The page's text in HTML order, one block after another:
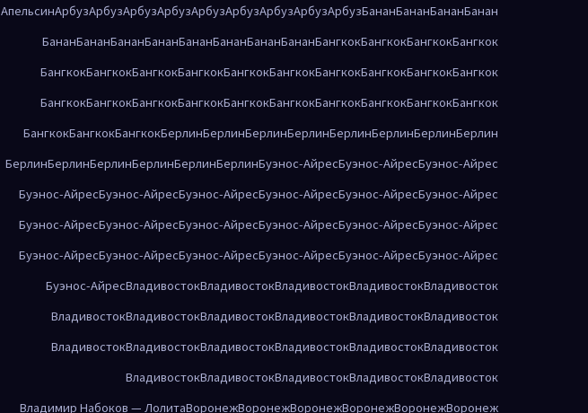
АпельсинАрбузАрбузАрбузАрбузАрбузАрбузАрбузАрбузАрбузБананБананБананБанан
БананБананБананБананБананБананБананБананБангкокБангкокБангкокБангкок
БангкокБангкокБангкокБангкокБангкокБангкокБангкокБангкокБангкокБангкок
БангкокБангкокБангкокБангкокБангкокБангкокБангкокБангкокБангкокБангкок
БангкокБангкокБангкокБерлинБерлинБерлинБерлинБерлинБерлинБерлинБерлин
БерлинБерлинБерлинБерлинБерлинБерлинБуэнос-АйресБуэнос-АйресБуэнос-Айрес
Буэнос-АйресБуэнос-АйресБуэнос-АйресБуэнос-АйресБуэнос-АйресБуэнос-Айрес
Буэнос-АйресБуэнос-АйресБуэнос-АйресБуэнос-АйресБуэнос-АйресБуэнос-Айрес
Буэнос-АйресБуэнос-АйресБуэнос-АйресБуэнос-АйресБуэнос-АйресБуэнос-Айрес
Буэнос-АйресВладивостокВладивостокВладивостокВладивостокВладивосток
ВладивостокВладивостокВладивостокВладивостокВладивостокВладивосток
ВладивостокВладивостокВладивостокВладивостокВладивостокВладивосток
ВладивостокВладивостокВладивостокВладивостокВладивосток
Владимир Набоков — ЛолитаВоронежВоронежВоронежВоронежВоронежВоронеж